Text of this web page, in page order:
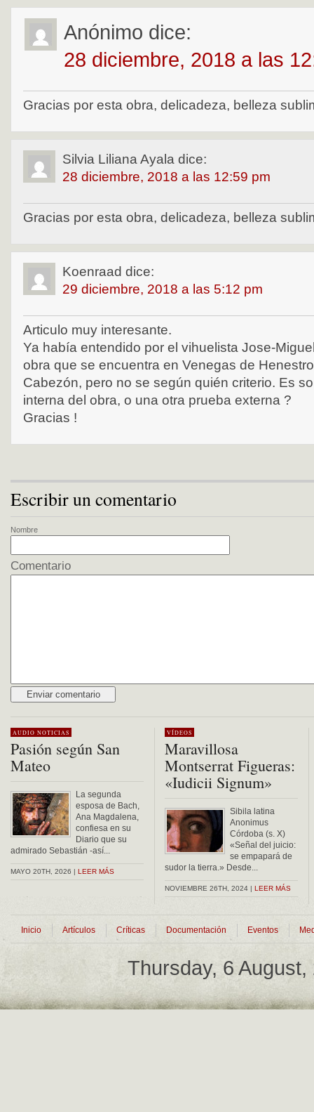
Anónimo dice:
28 diciembre, 2018 a las
Gracias por esta obra, delicadeza, belleza
Silvia Liliana Ayala dice:
28 diciembre, 2018 a las 12:59 pm
Gracias por esta obra, delicadeza, belleza
Koenraad dice:
29 diciembre, 2018 a las 5:12 pm
Articulo muy interesante.
Ya había entendido por el vihuelista Jose-
obra que se encuentra en Venegas de
Cabezón, pero no se según quién criterio. Es
interna del obra, o una otra prueba externa ?
Gracias !
Escribir un comentario
Nombre
Comentario
AUDIO NOTICIAS
Pasión según San
Mateo
La segunda
esposa de Bach,
Ana Magdalena,
confiesa en su
Diario que su
admirado Sebastián -así...
MAYO 20TH, 2026 | LEER MÁS
VÍDEOS
Maravillosa
Montserrat Figueras:
«Iudicii Signum»
Sibila latina
Anonimus
Córdoba (s. X)
«Señal del juicio:
se empapará de
sudor la tierra.» Desde...
NOVIEMBRE 26TH, 2024 | LEER MÁS
Inicio Artículos Críticas Documentación Eventos
Thursday, 6